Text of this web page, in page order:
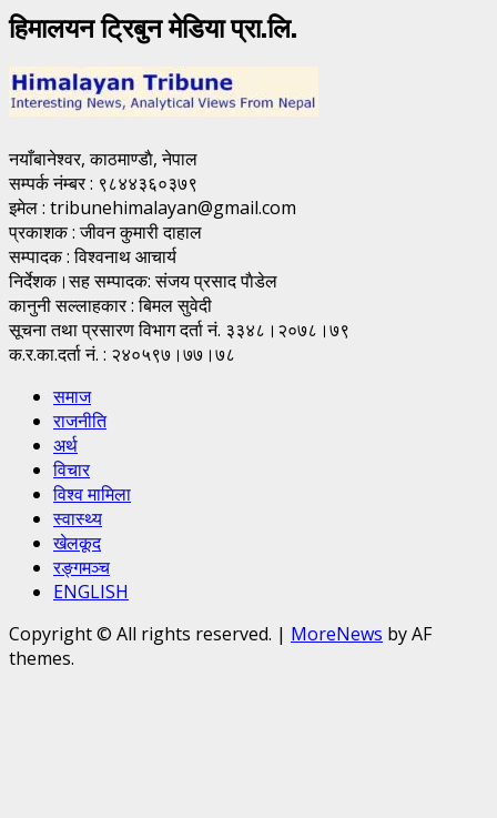
हिमालयन ट्रिबुन मेडिया प्रा.लि.
नयाँबानेश्वर, काठमाण्डाै, नेपाल
सम्पर्क नंम्बर : ९८४४३६०३७९
इमेल : tribunehimalayan@gmail.com
प्रकाशक : जीवन कुमारी दाहाल
सम्पादक : विश्वनाथ आचार्य
निर्देशक।सह सम्पादक: संजय प्रसाद पाैडेल
कानुनी सल्लाहकार : बिमल सुवेदी
सूचना तथा प्रसारण विभाग दर्ता नं. ३३४८।२०७८।७९
क.र.का.दर्ता नं. : २४०५९७।७७।७८
समाज
राजनीति
अर्थ
विचार
विश्व मामिला
स्वास्थ्य
खेलकूद
रङ्गमञ्च
ENGLISH
Copyright © All rights reserved. | MoreNews by AF
themes.